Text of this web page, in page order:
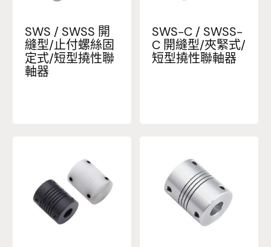
SWS / SWSS 開
縫型/止付螺絲固
定式/短型撓性聯
軸器
SWS-C / SWSS-
C 開縫型/夾緊式/
短型撓性聯軸器